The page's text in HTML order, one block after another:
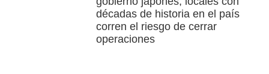
décadas de historia en el país
corren el riesgo de cerrar
operaciones